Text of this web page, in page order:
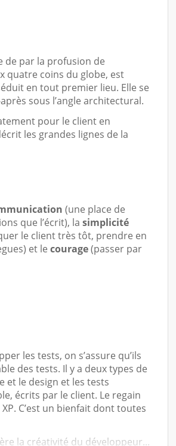
de par la profusion de
quatre coins du globe, est
en tout premier lieu. Elle se
sous l’angle architectural.
pour le client en
les grandes lignes de la
(une place de
que l’écrit), la simplicité
le client très tôt, prendre en
et le courage(passer par
les tests, on s’assure qu’ils
des tests. Il y a deux types de
et le design et les tests
écrits par le client. Le regain
C’est un bienfait dont toutes
la créativité du développeur...